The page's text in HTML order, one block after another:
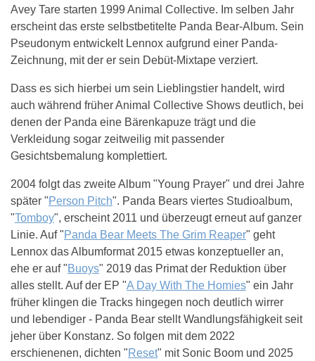
Avey Tare starten 1999 Animal Collective. Im selben Jahr
erscheint das erste selbstbetitelte Panda Bear-Album. Sein
Pseudonym entwickelt Lennox aufgrund einer Panda-
Zeichnung, mit der er sein Debüt-Mixtape verziert.
Dass es sich hierbei um sein Lieblingstier handelt, wird
auch während früher Animal Collective Shows deutlich, bei
denen der Panda eine Bärenkapuze trägt und die
Verkleidung sogar zeitweilig mit passender
Gesichtsbemalung komplettiert.
2004 folgt das zweite Album "Young Prayer" und drei Jahre
später "Person Pitch". Panda Bears viertes Studioalbum,
"Tomboy", erscheint 2011 und überzeugt erneut auf ganzer
Linie. Auf "Panda Bear Meets The Grim Reaper" geht
Lennox das Albumformat 2015 etwas konzeptueller an,
ehe er auf "Buoys" 2019 das Primat der Reduktion über
alles stellt. Auf der EP "A Day With The Homies" ein Jahr
früher klingen die Tracks hingegen noch deutlich wirrer
und lebendiger - Panda Bear stellt Wandlungsfähigkeit seit
jeher über Konstanz. So folgen mit dem 2022
erschienenen, dichten "Reset" mit Sonic Boom und 2025